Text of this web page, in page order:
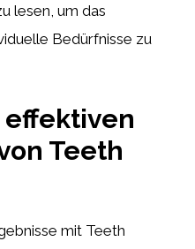
lesen, um das
Bedürfnisse zu
Teeth
mit Teeth